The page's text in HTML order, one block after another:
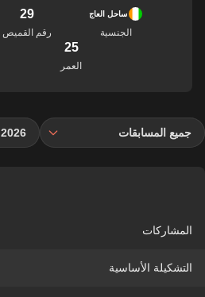
ساحل العاج
الجنسية
29
رقم القميص
25
العمر
جميع المسابقات 2026
المشاركات
التشكيلة الأساسية